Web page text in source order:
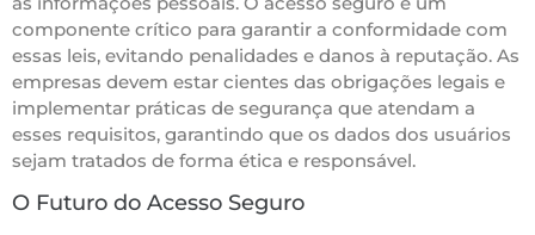
componente crítico para garantir a conformidade com
essas leis, evitando penalidades e danos à reputação. As
empresas devem estar cientes das obrigações legais e
implementar práticas de segurança que atendam a
esses requisitos, garantindo que os dados dos usuários
sejam tratados de forma ética e responsável.
O Futuro do Acesso Seguro